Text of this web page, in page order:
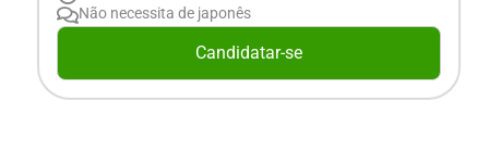
Não necessita de japonês
Candidatar-se